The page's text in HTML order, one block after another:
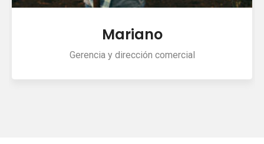
Administración
Administración y servicios centrales